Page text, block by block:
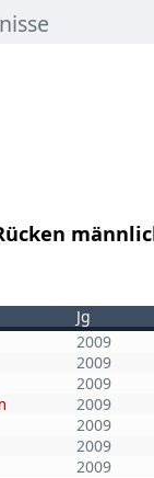
Jg
2009
2009
2009
2009
2009
2009
2009